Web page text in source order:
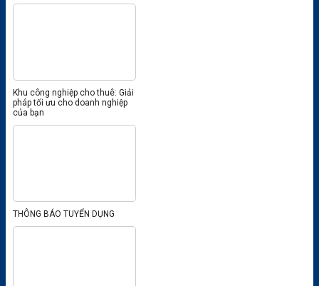
Khu công nghiệp cho thuê: Giải
pháp tối ưu cho doanh nghiệp
của bạn
THÔNG BÁO TUYỂN DỤNG